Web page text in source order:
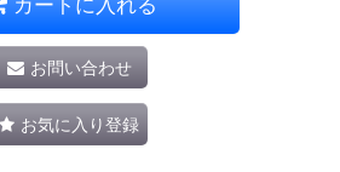
お問い合わせ
お気に入り登録